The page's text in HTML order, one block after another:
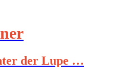
der Lupe …